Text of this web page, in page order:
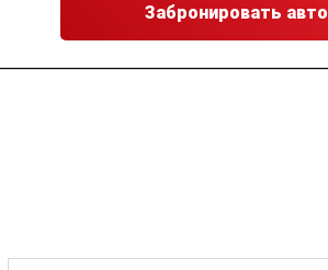
Забронировать авто